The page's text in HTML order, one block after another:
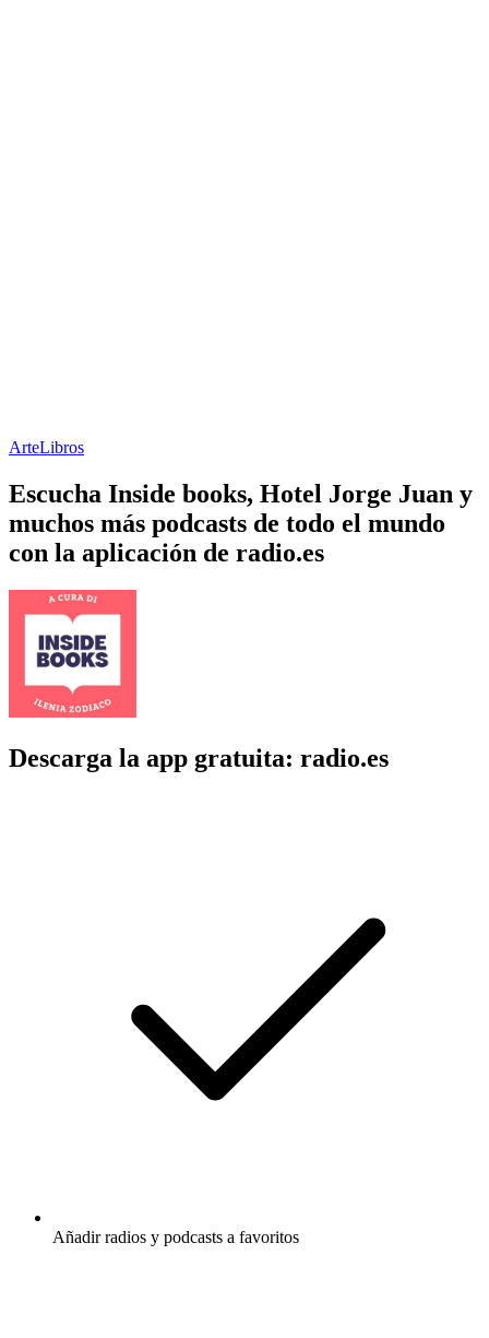
ArteLibros
Escucha Inside books, Hotel Jorge Juan y
muchos más podcasts de todo el mundo
con la aplicación de radio.es
Descarga la app gratuita: radio.es
Añadir radios y podcasts a favoritos